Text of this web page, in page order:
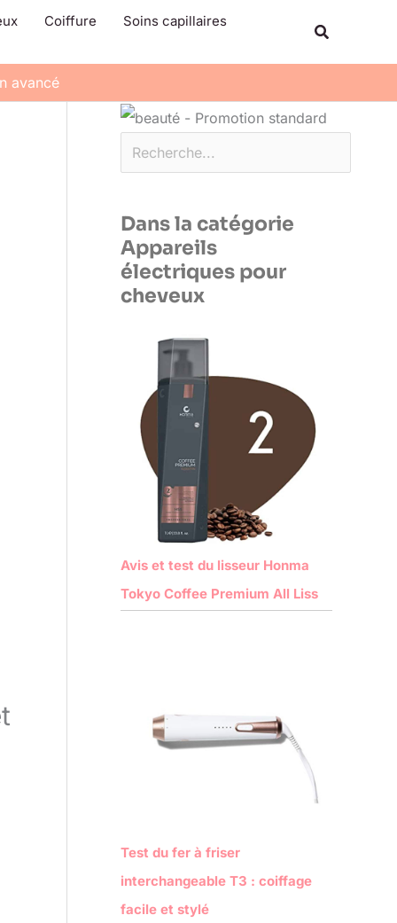
Coiffure Soins capillaires
avancé
Rechercher
Dans la catégorie
Appareils
électriques pour
cheveux
Avis et test du lisseur Honma
Tokyo Coffee Premium All Liss
Test du fer à friser
interchangeable T3 : coiffage
facile et stylé